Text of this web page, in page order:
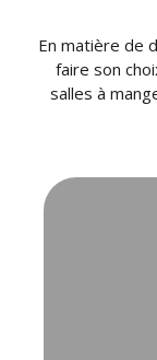
En matière de
faire son
salles à